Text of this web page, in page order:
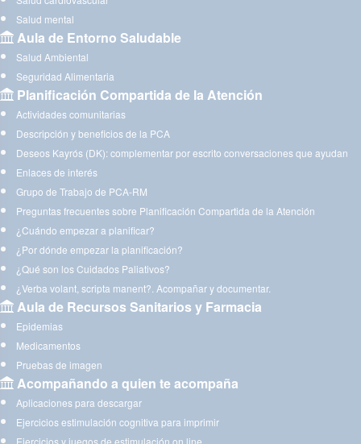
Salud mental
Aula de Entorno Saludable
Salud Ambiental
Seguridad Alimentaria
Planificación Compartida de la Atención
Actividades comunitarias
Descripción y beneficios de la PCA
Deseos Kayrós (DK): complementar por escrito conversaciones que ayudan
Enlaces de interés
Grupo de Trabajo de PCA-RM
Preguntas frecuentes sobre Planificación Compartida de la Atención
¿Cuándo empezar a planificar?
¿Por dónde empezar la planificación?
¿Qué son los Cuidados Paliativos?
¿Verba volant, scripta manent?. Acompañar y documentar.
Aula de Recursos Sanitarios y Farmacia
Epidemias
Medicamentos
Pruebas de imagen
Acompañando a quien te acompaña
Aplicaciones para descargar
Ejercicios estimulación cognitiva para imprimir